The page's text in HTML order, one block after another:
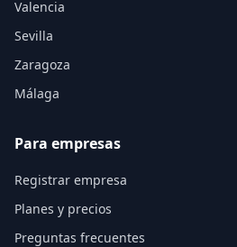
Valencia
Sevilla
Zaragoza
Málaga
Para empresas
Registrar empresa
Planes y precios
Preguntas frecuentes